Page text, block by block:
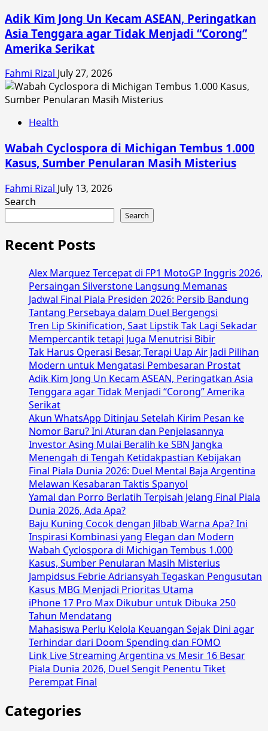
Adik Kim Jong Un Kecam ASEAN, Peringatkan
Asia Tenggara agar Tidak Menjadi “Corong”
Amerika Serikat
Fahmi Rizal July 27, 2026
Health
Wabah Cyclospora di Michigan Tembus 1.000
Kasus, Sumber Penularan Masih Misterius
Fahmi Rizal July 13, 2026
Search
Search
Recent Posts
Alex Marquez Tercepat di FP1 MotoGP Inggris 2026,
Persaingan Silverstone Langsung Memanas
Jadwal Final Piala Presiden 2026: Persib Bandung
Tantang Persebaya dalam Duel Bergengsi
Tren Lip Skinification, Saat Lipstik Tak Lagi Sekadar
Mempercantik tetapi Juga Menutrisi Bibir
Tak Harus Operasi Besar, Terapi Uap Air Jadi Pilihan
Modern untuk Mengatasi Pembesaran Prostat
Adik Kim Jong Un Kecam ASEAN, Peringatkan Asia
Tenggara agar Tidak Menjadi “Corong” Amerika
Serikat
Akun WhatsApp Ditinjau Setelah Kirim Pesan ke
Nomor Baru? Ini Aturan dan Penjelasannya
Investor Asing Mulai Beralih ke SBN Jangka
Menengah di Tengah Ketidakpastian Kebijakan
Final Piala Dunia 2026: Duel Mental Baja Argentina
Melawan Kesabaran Taktis Spanyol
Yamal dan Porro Berlatih Terpisah Jelang Final Piala
Dunia 2026, Ada Apa?
Baju Kuning Cocok dengan Jilbab Warna Apa? Ini
Inspirasi Kombinasi yang Elegan dan Modern
Wabah Cyclospora di Michigan Tembus 1.000
Kasus, Sumber Penularan Masih Misterius
Jampidsus Febrie Adriansyah Tegaskan Pengusutan
Kasus MBG Menjadi Prioritas Utama
iPhone 17 Pro Max Dikubur untuk Dibuka 250
Tahun Mendatang
Mahasiswa Perlu Kelola Keuangan Sejak Dini agar
Terhindar dari Doom Spending dan FOMO
Link Live Streaming Argentina vs Mesir 16 Besar
Piala Dunia 2026, Duel Sengit Penentu Tiket
Perempat Final
Categories